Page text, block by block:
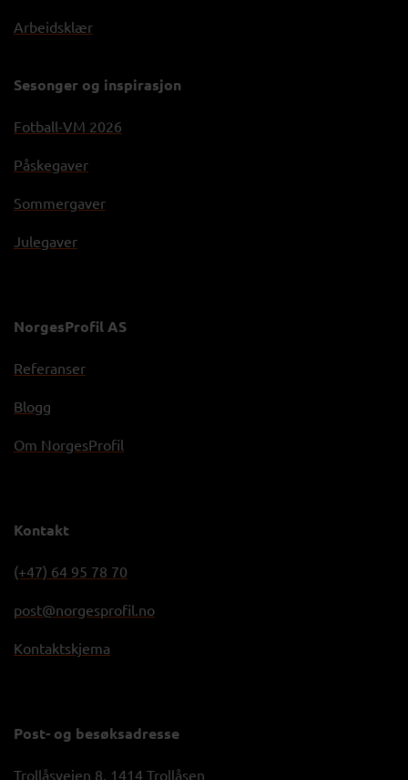
Arbeidsklær
Sesonger og inspirasjon
Fotball-VM 2026
Påskegaver
Sommergaver
Julegaver
NorgesProfil AS
Referanser
Blogg
Om NorgesProfil
Kontakt
(+47) 64 95 78 70
post@norgesprofil.no
Kontaktskjema
Post- og besøksadresse
Trollåsveien 8, 1414 Trollåsen